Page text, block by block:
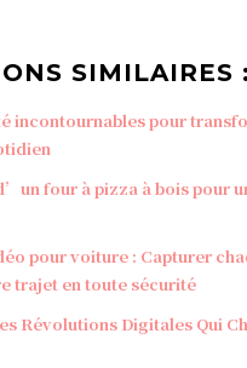
SIMILAIRES :
incontournables pour
four à pizza à bois pour
pour voiture : Capturer
trajet en toute sécurité
Révolutions Digitales Qui